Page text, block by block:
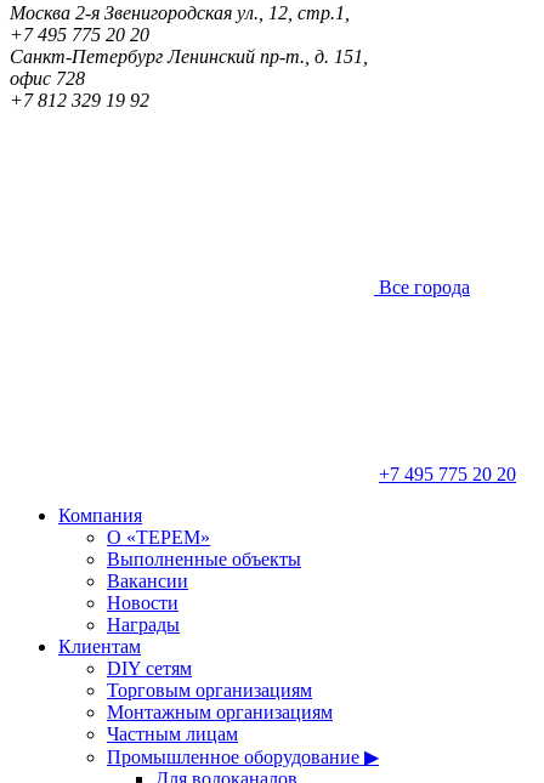
Москва 2-я Звенигородская ул., 12, стр.1,
+7 495 775 20 20
Санкт-ПетербургЛенинский пр-т., д. 151,
офис 728
+7 812 329 19 92
Все города
+7 495 775 20 20
Компания
О «ТЕРЕМ»
Выполненные объекты
Вакансии
Новости
Награды
Клиентам
DIY сетям
Торговым организациям
Монтажным организациям
Частным лицам
Промышленное оборудование ▶
Для водоканалов